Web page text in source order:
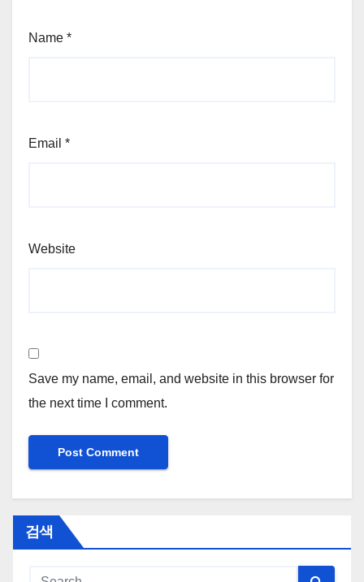
Name *
Email *
Website
Save my name, email, and website in this browser for
the next time I comment.
검색